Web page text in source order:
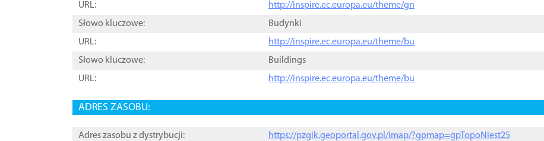
URL:
http://inspire.ec.europa.eu/theme/gn
Słowo kluczowe:
Budynki
URL:
http://inspire.ec.europa.eu/theme/bu
Słowo kluczowe:
Buildings
URL:
http://inspire.ec.europa.eu/theme/bu
ADRES ZASOBU:
Adres zasobu z dystrybucji: https://pzgik.geoportal.gov.pl/imap/?gpmap=gpTopoNiest25